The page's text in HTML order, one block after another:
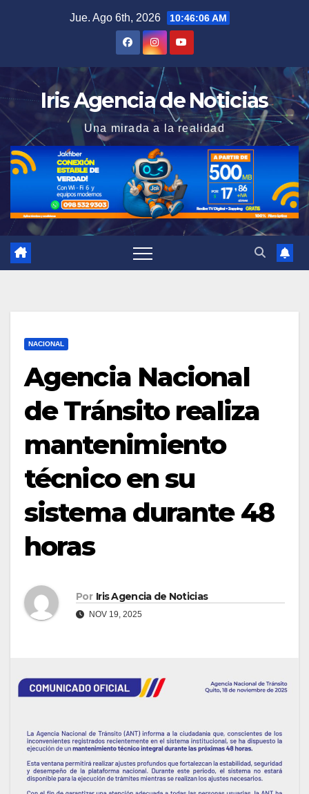
Jue. Ago 6th, 2026 10:46:07 AM
Iris Agencia de Noticias
Una mirada a la realidad
NACIONAL
Agencia Nacional
de Tránsito realiza
mantenimiento
técnico en su
sistema durante 48
horas
Por Iris Agencia de Noticias
NOV 19, 2025